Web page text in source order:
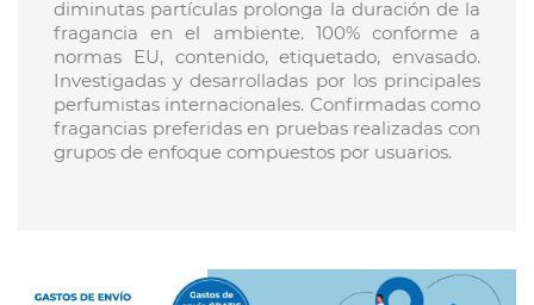
diminutas partículas prolonga la duración de la
fragancia en el ambiente. 100% conforme a
normas EU, contenido, etiquetado, envasado.
Investigadas y desarrolladas por los principales
perfumistas internacionales. Confirmadas como
fragancias preferidas en pruebas realizadas con
grupos de enfoque compuestos por usuarios.